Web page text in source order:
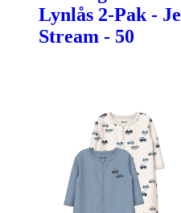
Lynlås 2-Pak -
Stream - 50